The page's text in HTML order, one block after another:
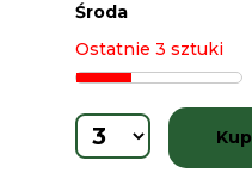
Środa
Ostatnie 3 sztuki
Kup